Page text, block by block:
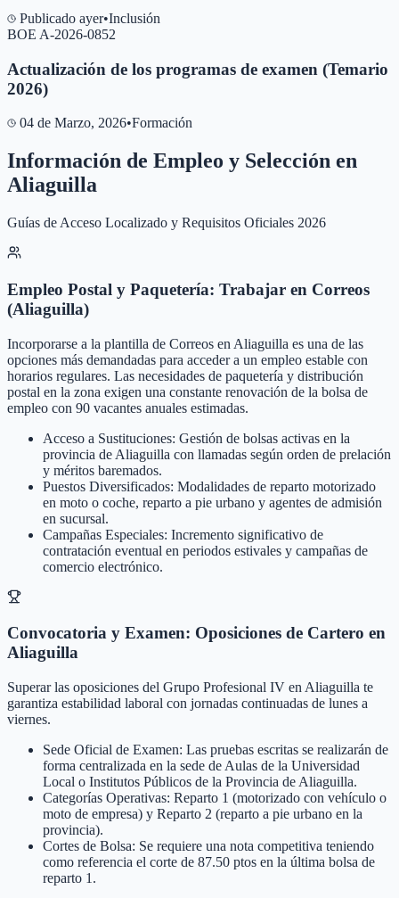
Publicado ayer•Inclusión
BOE A-2026-0852
Actualización de los programas de examen (Temario
2026)
04 de Marzo, 2026•Formación
Información de Empleo y Selección en
Aliaguilla
Guías de Acceso Localizado y Requisitos Oficiales 2026
Empleo Postal y Paquetería: Trabajar en Correos
(Aliaguilla)
Incorporarse a la plantilla de Correos en Aliaguilla es una de las
opciones más demandadas para acceder a un empleo estable con
horarios regulares. Las necesidades de paquetería y distribución
postal en la zona exigen una constante renovación de la bolsa de
empleo con 90 vacantes anuales estimadas.
Acceso a Sustituciones: Gestión de bolsas activas en la
provincia de Aliaguilla con llamadas según orden de prelación
y méritos baremados.
Puestos Diversificados: Modalidades de reparto motorizado
en moto o coche, reparto a pie urbano y agentes de admisión
en sucursal.
Campañas Especiales: Incremento significativo de
contratación eventual en periodos estivales y campañas de
comercio electrónico.
Convocatoria y Examen: Oposiciones de Cartero en
Aliaguilla
Superar las oposiciones del Grupo Profesional IV en Aliaguilla te
garantiza estabilidad laboral con jornadas continuadas de lunes a
viernes.
Sede Oficial de Examen: Las pruebas escritas se realizarán de
forma centralizada en la sede de Aulas de la Universidad
Local o Institutos Públicos de la Provincia de Aliaguilla.
Categorías Operativas: Reparto 1 (motorizado con vehículo o
moto de empresa) y Reparto 2 (reparto a pie urbano en la
provincia).
Cortes de Bolsa: Se requiere una nota competitiva teniendo
como referencia el corte de 87.50 ptos en la última bolsa de
reparto 1.